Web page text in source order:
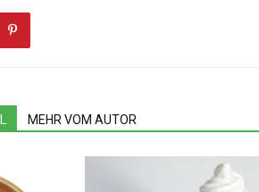
MEHR VOM AUTOR